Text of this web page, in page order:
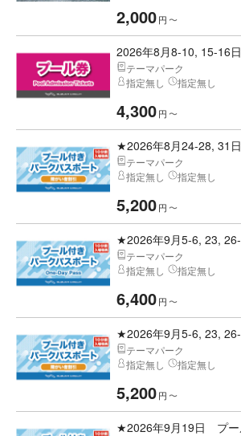
2,000円 〜
2026年8月8-10, 15-16
テーマパーク
指定無し
指定無し
4,300円 〜
★2026年8月24-28, 31
テーマパーク
指定無し
指定無し
5,200円 〜
★2026年9月5-6, 23,
テーマパーク
指定無し
指定無し
6,400円 〜
★2026年9月5-6, 23,
テーマパーク
指定無し
指定無し
5,200円 〜
★2026年9月19日 プー